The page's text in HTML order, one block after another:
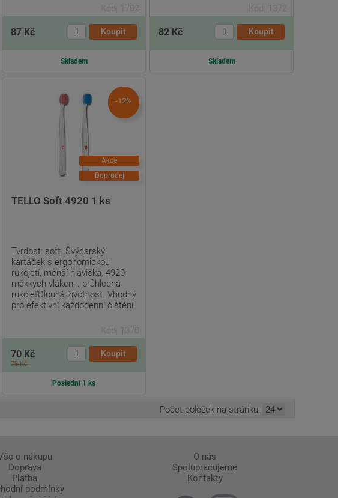
Kód: 1702
87 Kč
Skladem
Kód: 1372
82 Kč
Skladem
-12%
Akce
Doprodej
TELLO Soft 4920 1 ks
Tvrdost: soft. Švýcarský
kartáček s ergonomickou
rukojetí, menší hlavička, 4920
měkkých vláken, . průhledná
rukojeťDlouhá životnost. Vhodný
pro efektivní každodenní čištění.
Kód: 1370
70 Kč
79 Kč
Poslední 1 ks
Počet položek na stránku:
o nákupu
Doprava
Platba
podmínky
O nás
Spolupracujeme
Kontakty